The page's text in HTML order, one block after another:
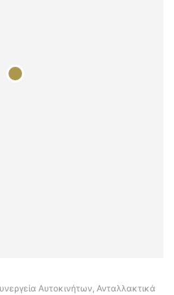
Αυτοκινήτων, Ανταλλακτικά